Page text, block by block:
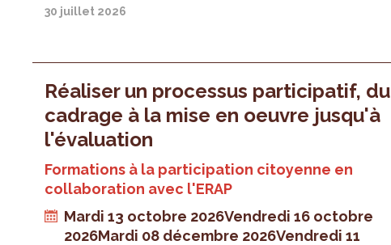
30 juillet 2026
Réaliser un processus participatif, du
cadrage à la mise en oeuvre jusqu'à
l'évaluation
Formations à la participation citoyenne en
collaboration avec l'ERAP
Mardi 13 octobre 2026Vendredi 16 octobre
2026Mardi 08 décembre 2026Vendredi 11